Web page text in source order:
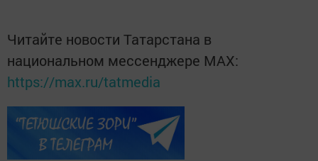
Читайте новости Татарстана в
национальном мессенджере MАХ:
https://max.ru/tatmedia